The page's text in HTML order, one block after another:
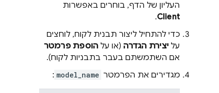
העליון של הדף, בוחרים באפשרות
Client
.
כדי להתחיל ליצור תבנית לקוח, לוחצים
על יצירת הגדרה (או על הוספת פרמטר
אם השתמשתם בעבר בתבניות לקוח).
מגדירים את הפרמטר model_name
: